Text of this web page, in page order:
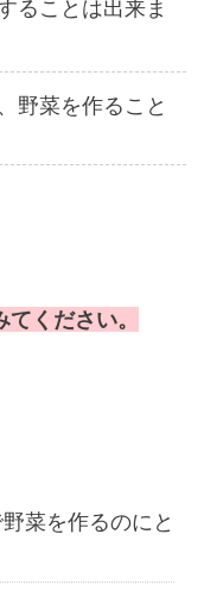
ることは出来ま
野菜を作ること
ください。
菜を作るのにと